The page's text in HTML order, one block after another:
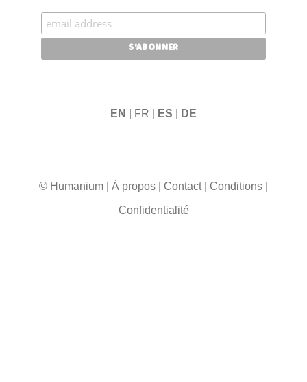
EN | FR | ES DE
© Humanium À propos Contact| Conditions
Confidentialité